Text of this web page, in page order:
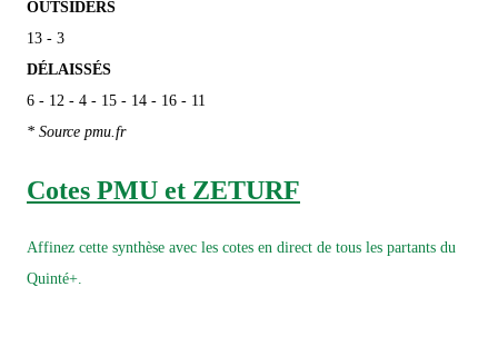
OUTSIDERS
13 - 3
DÉLAISSÉS
6 - 12 - 4 - 15 - 14 - 16 - 11
* Source pmu.fr
Cotes PMU et ZETURF
Affinez cette synthèse avec les cotes en direct de tous les partants du
Quinté+.